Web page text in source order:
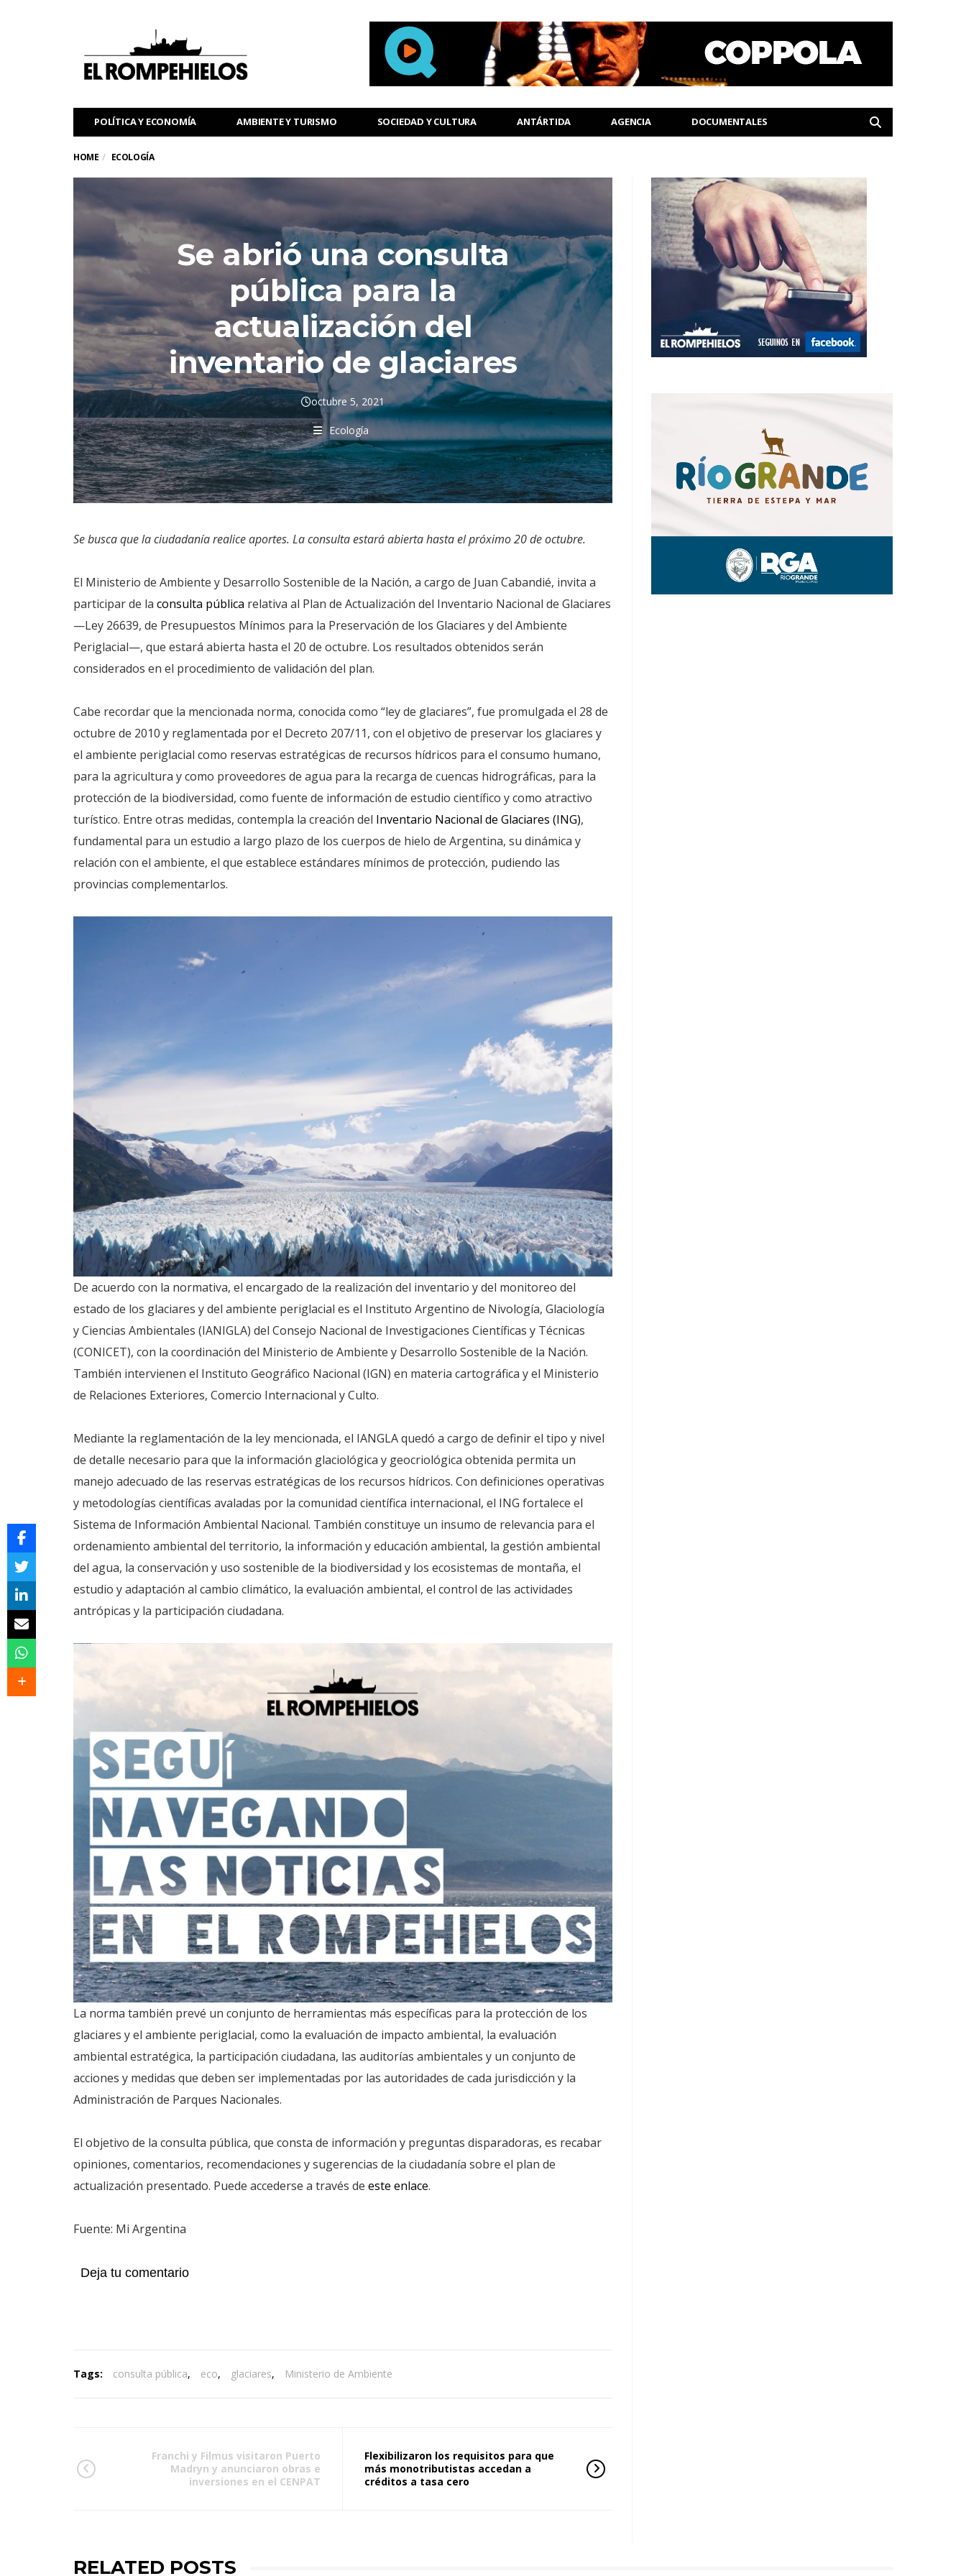
POLÍTICA Y ECONOMÍA AMBIENTE Y TURISMO SOCIEDAD Y CULTURA ANTÁRTIDA AGENCIA DOCUMENTALES
HOME ECOLOGÍA
Se abrió una consulta
pública para la
actualización del
inventario de glaciares
octubre 5, 2021
Ecología
Se busca que la ciudadanía realice aportes. La consulta estará abierta hasta el próximo 20 de octubre.
El Ministerio de Ambiente y Desarrollo Sostenible de la Nación, a cargo de Juan Cabandié, invita a
participar de la consulta pública relativa al Plan de Actualización del Inventario Nacional de Glaciares
—Ley 26639, de Presupuestos Mínimos para la Preservación de los Glaciares y del Ambiente
Periglacial—, que estará abierta hasta el 20 de octubre. Los resultados obtenidos serán
considerados en el procedimiento de validación del plan.
Cabe recordar que la mencionada norma, conocida como “ley de glaciares”, fue promulgada el 28 de
octubre de 2010 y reglamentada por el Decreto 207/11, con el objetivo de preservar los glaciares y
el ambiente periglacial como reservas estratégicas de recursos hídricos para el consumo humano,
para la agricultura y como proveedores de agua para la recarga de cuencas hidrográficas, para la
protección de la biodiversidad, como fuente de información de estudio científico y como atractivo
turístico. Entre otras medidas, contempla la creación del Inventario Nacional de Glaciares (ING),
fundamental para un estudio a largo plazo de los cuerpos de hielo de Argentina, su dinámica y
relación con el ambiente, el que establece estándares mínimos de protección, pudiendo las
provincias complementarlos.
De acuerdo con la normativa, el encargado de la realización del inventario y del monitoreo del
estado de los glaciares y del ambiente periglacial es el Instituto Argentino de Nivología, Glaciología
y Ciencias Ambientales (IANIGLA) del Consejo Nacional de Investigaciones Científicas y Técnicas
(CONICET), con la coordinación del Ministerio de Ambiente y Desarrollo Sostenible de la Nación.
También intervienen el Instituto Geográfico Nacional (IGN) en materia cartográfica y el Ministerio
de Relaciones Exteriores, Comercio Internacional y Culto.
Mediante la reglamentación de la ley mencionada, el IANGLA quedó a cargo de definir el tipo y nivel
de detalle necesario para que la información glaciológica y geocriológica obtenida permita un
manejo adecuado de las reservas estratégicas de los recursos hídricos. Con definiciones operativas
y metodologías científicas avaladas por la comunidad científica internacional, el ING fortalece el
Sistema de Información Ambiental Nacional. También constituye un insumo de relevancia para el
ordenamiento ambiental del territorio, la información y educación ambiental, la gestión ambiental
del agua, la conservación y uso sostenible de la biodiversidad y los ecosistemas de montaña, el
estudio y adaptación al cambio climático, la evaluación ambiental, el control de las actividades
antrópicas y la participación ciudadana.
La norma también prevé un conjunto de herramientas más específicas para la protección de los
glaciares y el ambiente periglacial, como la evaluación de impacto ambiental, la evaluación
ambiental estratégica, la participación ciudadana, las auditorías ambientales y un conjunto de
acciones y medidas que deben ser implementadas por las autoridades de cada jurisdicción y la
Administración de Parques Nacionales.
El objetivo de la consulta pública, que consta de información y preguntas disparadoras, es recabar
opiniones, comentarios, recomendaciones y sugerencias de la ciudadanía sobre el plan de
actualización presentado. Puede accederse a través de este enlace.
Fuente: Mi Argentina
Deja tu comentario
Tags: consulta pública, eco, glaciares, Ministerio de Ambiente
Franchi y Filmus visitaron Puerto
Madryn y anunciaron obras e
inversiones en el CENPAT
Flexibilizaron los requisitos para que
más monotributistas accedan a
créditos a tasa cero
RELATED POSTS